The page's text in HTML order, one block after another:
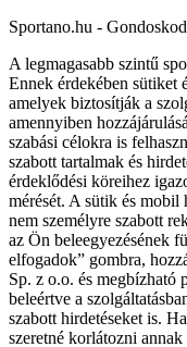
Sportano.hu -
A legmagasabb szintű
Ennek érdekében sütiket
amelyek biztosítják a
amennyiben
szabási célokra is
szabott tartalmak és
érdeklődési köreihez
mérését. A sütik és mobil
nem személyre szabott
az Ön beleegyezésének
elfogadok” gombra,
Sp. z o.o. és megbízható
beleértve a
szabott hirdetéseket is.
szeretné korlátozni